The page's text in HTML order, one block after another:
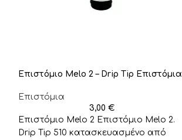
Επιστόμιο Melo 2 – Drip Tip Επιστόμια
Επιστόμια
3,00 €
Επιστόμιο Melo 2 Επιστόμιο Melo 2.
Drip Tip 510 κατασκευασμένο από